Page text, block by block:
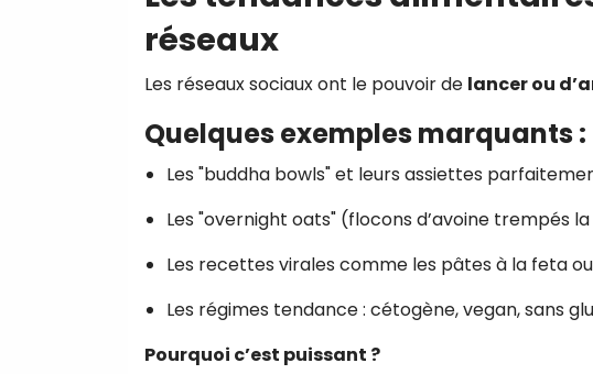
réseaux
Les réseaux sociaux ont le pouvoir de lancer ou
Quelques exemples marquants :
Les "buddha bowls" et leurs assiettes
Les "overnight oats" (flocons d’avoine trempés
Les recettes virales comme les pâtes à la feta
Les régimes tendance : cétogène, vegan, sans
Pourquoi c’est puissant ?